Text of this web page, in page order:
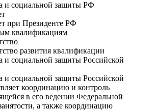
и социальной защиты РФ
при Президенте РФ
квалификациям
развития квалификации
и социальной защиты Российской
и социальной защиты Российской
координацию и контроль
в его ведении Федеральной
а также координацию